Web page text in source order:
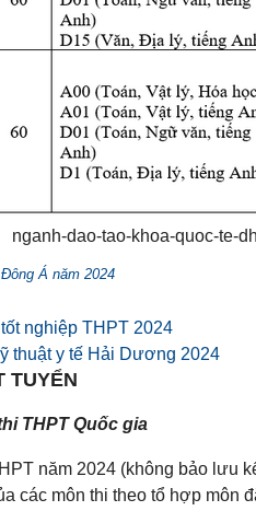
nganh-dao-tao-khoa-quoc-te-
Á năm 2024
nghiệp THPT 2024
thuật y tế Hải Dương 2024
TUYỂN
THPT Quốc gia
năm 2024 (không bảo lưu
các môn thi theo tổ hợp môn